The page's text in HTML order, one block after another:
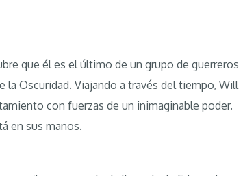
que él es el último de un grupo de guerreros
la Oscuridad. Viajando a través del tiempo, Will
con fuerzas de un inimaginable poder.
en sus manos.